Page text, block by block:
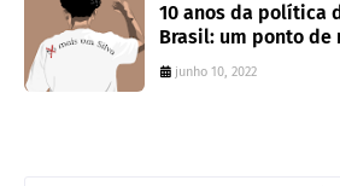
10 anos da política
Brasil: um ponto de
colonialidade
junho 10, 2022